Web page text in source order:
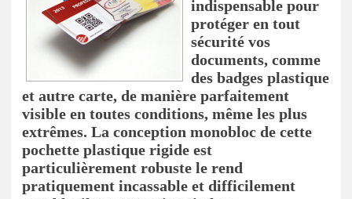
indispensable pour
protéger en tout
sécurité vos
documents, comme
des badges plastique
et autre carte, de manière parfaitement
visible en toutes conditions, même les plus
extrêmes. La conception monobloc de cette
pochette plastique rigide est
particulièrement robuste le rend
pratiquement incassable et difficilement